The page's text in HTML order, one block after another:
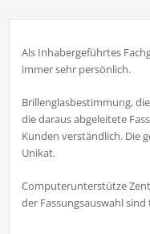
Als Inhabergeführtes
immer sehr persönlich.
Brillenglasbestimmung,
die daraus abgeleitete
Kunden verständlich. Die
Unikat.
Computerunterstütze
der Fassungsauswahl